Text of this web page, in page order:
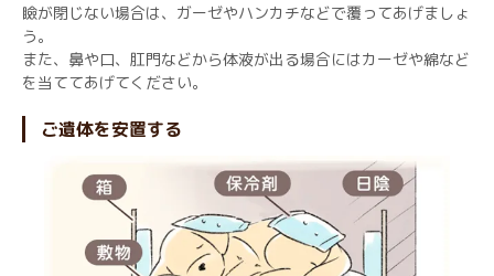
瞼が閉じない場合は、ガーゼやハンカチなどで覆ってあげましょ
う。
また、鼻や口、肛門などから体液が出る場合にはカーゼや綿など
を当ててあげてください。
ご遺体を安置する